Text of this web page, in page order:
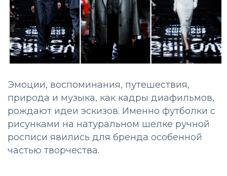
Эмоции, воспоминания, путешествия,
природа и музыка, как кадры диафильмов,
рождают идеи эскизов. Именно футболки с
рисунками на натуральном шелке ручной
росписи явились для бренда особенной
частью творчества.